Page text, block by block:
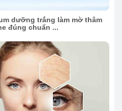
dưỡng trắng làm mờ thâm
đúng chuẩn ...